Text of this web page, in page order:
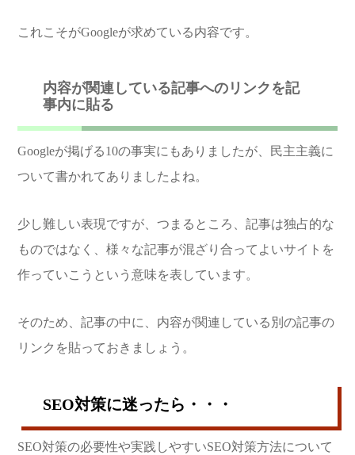
これこそがGoogleが求めている内容です。
内容が関連している記事へのリンクを記
事内に貼る
Googleが掲げる10の事実にもありましたが、民主主義に
ついて書かれてありましたよね。
少し難しい表現ですが、つまるところ、記事は独占的な
ものではなく、様々な記事が混ざり合ってよいサイトを
作っていこうという意味を表しています。
そのため、記事の中に、内容が関連している別の記事の
リンクを貼っておきましょう。
SEO対策に迷ったら・・・
SEO対策の必要性や実践しやすいSEO対策方法について